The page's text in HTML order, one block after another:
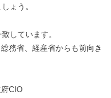
ょう。
しています。
務省、経産省からも前向き
CIO